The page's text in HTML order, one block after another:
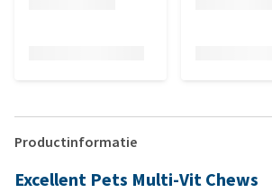
Productinformatie
Excellent Pets Multi-Vit Chews